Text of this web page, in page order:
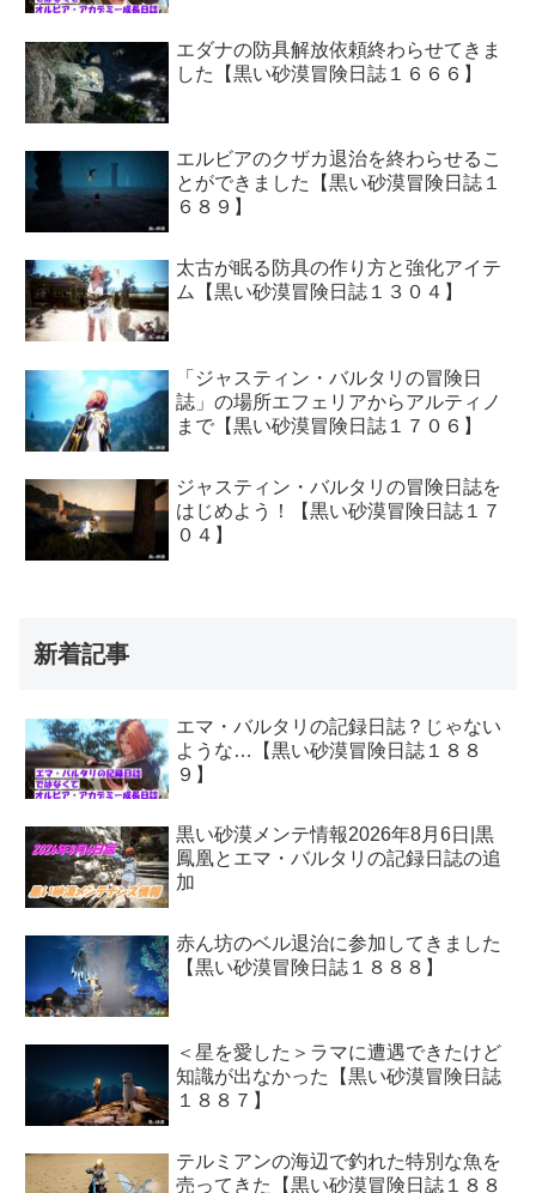
エダナの防具解放依頼終わらせてきま
した【黒い砂漠冒険日誌１６６６】
エルビアのクザカ退治を終わらせるこ
とができました【黒い砂漠冒険日誌１
６８９】
太古が眠る防具の作り方と強化アイテ
ム【黒い砂漠冒険日誌１３０４】
「ジャスティン・バルタリの冒険日
誌」の場所エフェリアからアルティノ
まで【黒い砂漠冒険日誌１７０６】
ジャスティン・バルタリの冒険日誌を
はじめよう！【黒い砂漠冒険日誌１７
０４】
新着記事
エマ・バルタリの記録日誌？じゃない
ような…【黒い砂漠冒険日誌１８８
９】
黒い砂漠メンテ情報2026年8月6日|黒
鳳凰とエマ・バルタリの記録日誌の追
加
赤ん坊のベル退治に参加してきました
【黒い砂漠冒険日誌１８８８】
＜星を愛した＞ラマに遭遇できたけど
知識が出なかった【黒い砂漠冒険日誌
１８８７】
テルミアンの海辺で釣れた特別な魚を
売ってきた【黒い砂漠冒険日誌１８８